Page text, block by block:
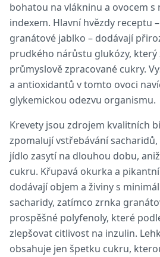
bohatou na vlákninu a ovocem s
indexem. Hlavní hvězdy receptu
granátové jablko – dodávají
prudkého nárůstu glukózy,
průmyslově zpracované cukry.
a antioxidantů v tomto ovoci
glykemickou odezvu organismu.
Krevety jsou zdrojem kvalitních
zpomalují vstřebávání
jídlo zasytí na dlouhou dobu,
cukru. Křupavá okurka a
dodávají objem a živiny s
sacharidy, zatímco zrnka
prospěšné polyfenoly, které
zlepšovat citlivost na inzulin.
obsahuje jen špetku cukru,